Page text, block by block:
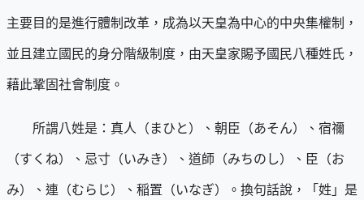
主要目的是進行體制改革，成為以天皇為中心的中央集權制，
並且建立國民的身分階級制度，由天皇家賜予國民八種姓氏，
藉此鞏固社會制度。
所謂八姓是：真人（まひと）、朝臣（あそん）、宿禰
（すくね）、忌寸（いみき）、道師（みちのし）、臣（お
み）、連（むらじ）、稲置（いなぎ）。換句話說，「姓」是